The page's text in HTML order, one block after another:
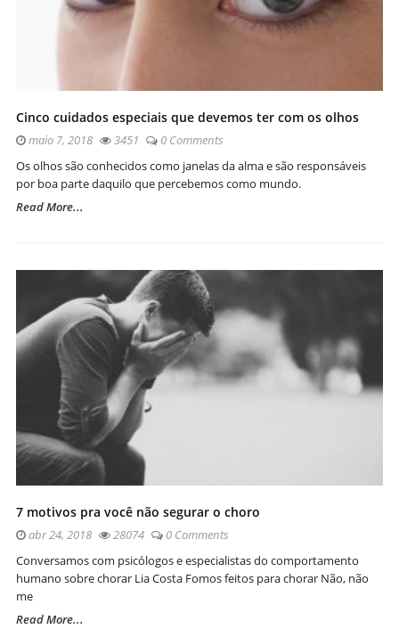
Cinco cuidados especiais que devemos ter com os olhos
maio 7, 2018 3451
0 Comments
Os olhos são conhecidos como janelas da alma e são responsáveis
por boa parte daquilo que percebemos como mundo.
Read More...
7 motivos pra você não segurar o choro
abr 24, 2018 28074
0 Comments
Conversamos com psicólogos e especialistas do comportamento
humano sobre chorar Lia Costa Fomos feitos para chorar Não, não
me
Read More...